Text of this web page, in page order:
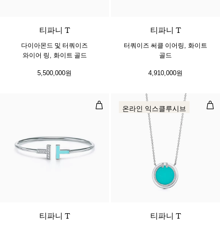
티파니 T
다이아몬드 및 터쿼이즈
와이어 링, 화이트 골드
5,500,000원
티파니 T
터쿼이즈 써클 이어링, 화이트
골드
4,910,000원
다이아몬드 및 터쿼이즈 와이어 브
3 소재
티파니 T
다
온라인 익스클루시브
티파니 T